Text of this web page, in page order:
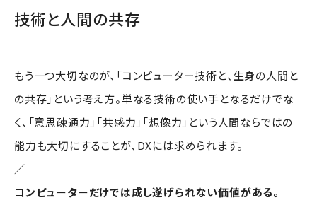
技術と人間の共存
もう一つ大切なのが、「コンピューター技術と、生身の人間と
の共存」という考え方。単なる技術の使い手となるだけでな
く、「意思疎通力」「共感力」「想像力」という人間ならではの
能力も大切にすることが、DXには求められます。
／
コンピューターだけでは成し遂げられない価値がある。